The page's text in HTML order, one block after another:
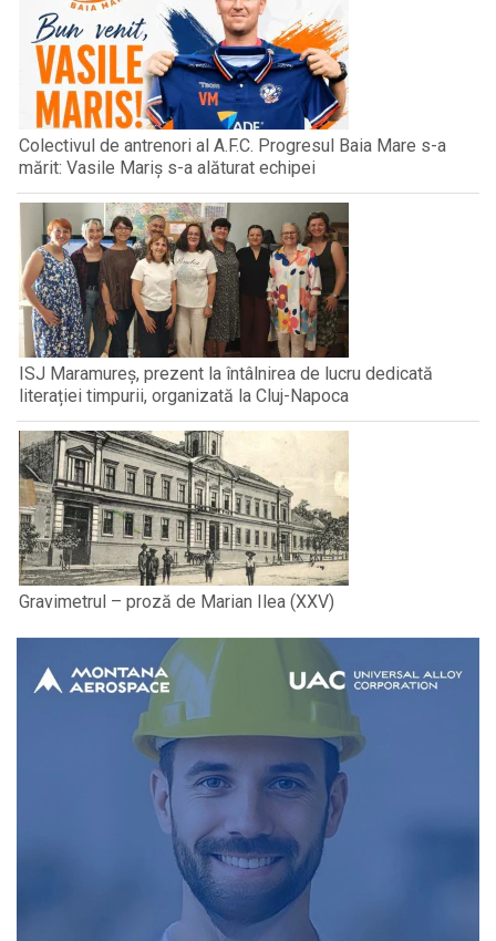
Colectivul de antrenori al A.F.C. Progresul Baia Mare s-a
mărit: Vasile Mariș s-a alăturat echipei
ISJ Maramureș, prezent la întâlnirea de lucru dedicată
literației timpurii, organizată la Cluj-Napoca
Gravimetrul – proză de Marian Ilea (XXV)